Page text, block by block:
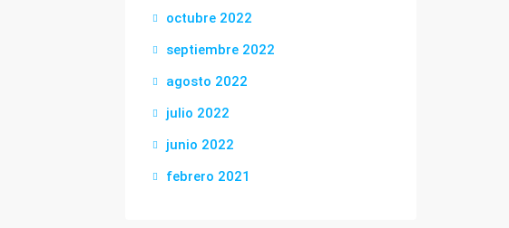
octubre 2022
septiembre 2022
agosto 2022
julio 2022
junio 2022
febrero 2021